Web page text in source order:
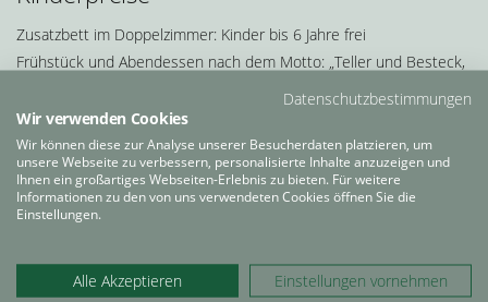
Zusatzbett im Doppelzimmer: Kinder bis 6 Jahre frei
Frühstück und Abendessen nach dem Motto: „Teller und Besteck,
Ab 6 Jahre: Halbpension ab
Im Preis inbegriffene Leistungen
Nachstehende Leistungen sind inbegriffen bzw. stehen unseren
Frühstück vom Büffet
Abendmenü meist vom Büffet
Datenschutzbestimmungen
Wir verwenden Cookies
Wir können diese zur Analyse unserer Besucherdaten platzieren, um
unsere Webseite zu verbessern, personalisierte Inhalte anzuzeigen und
Ihnen ein großartiges Webseiten-Erlebnis zu bieten. Für weitere
Informationen zu den von uns verwendeten Cookies öffnen Sie die
Einstellungen.
Alle Akzeptieren Einstellungen vornehmen